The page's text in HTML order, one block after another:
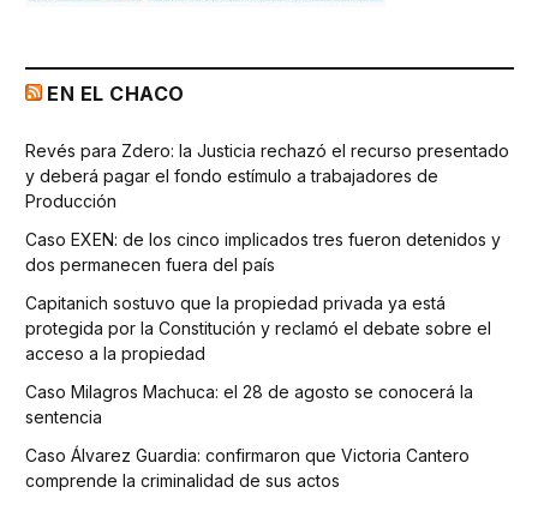
EN EL CHACO
Revés para Zdero: la Justicia rechazó el recurso presentado
y deberá pagar el fondo estímulo a trabajadores de
Producción
Caso EXEN: de los cinco implicados tres fueron detenidos y
dos permanecen fuera del país
Capitanich sostuvo que la propiedad privada ya está
protegida por la Constitución y reclamó el debate sobre el
acceso a la propiedad
Caso Milagros Machuca: el 28 de agosto se conocerá la
sentencia
Caso Álvarez Guardia: confirmaron que Victoria Cantero
comprende la criminalidad de sus actos